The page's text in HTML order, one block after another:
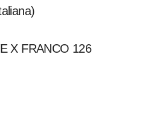
X FRANCO 126